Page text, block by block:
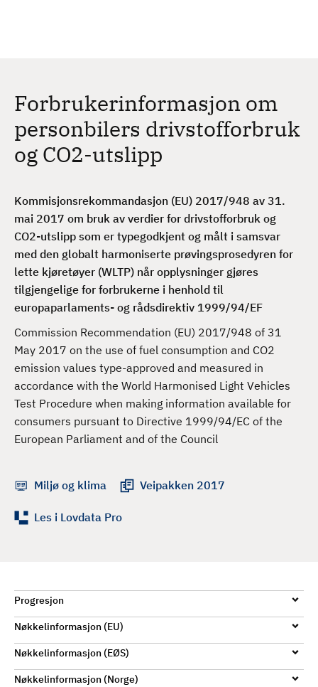
Forbrukerinformasjon om
personbilers drivstofforbruk
og CO2-utslipp
Kommisjonsrekommandasjon (EU) 2017/948 av 31.
mai 2017 om bruk av verdier for drivstofforbruk og
CO2-utslipp som er typegodkjent og målt i samsvar
med den globalt harmoniserte prøvingsprosedyren for
lette kjøretøyer (WLTP) når opplysninger gjøres
tilgjengelige for forbrukerne i henhold til
europaparlaments- og rådsdirektiv 1999/94/EF
Commission Recommendation (EU) 2017/948 of 31
May 2017 on the use of fuel consumption and CO2
emission values type-approved and measured in
accordance with the World Harmonised Light Vehicles
Test Procedure when making information available for
consumers pursuant to Directive 1999/94/EC of the
European Parliament and of the Council
Miljø og klima Veipakken 2017
Les i Lovdata Pro
Progresjon
Nøkkelinformasjon (EU)
Nøkkelinformasjon (EØS)
Nøkkelinformasjon (Norge)